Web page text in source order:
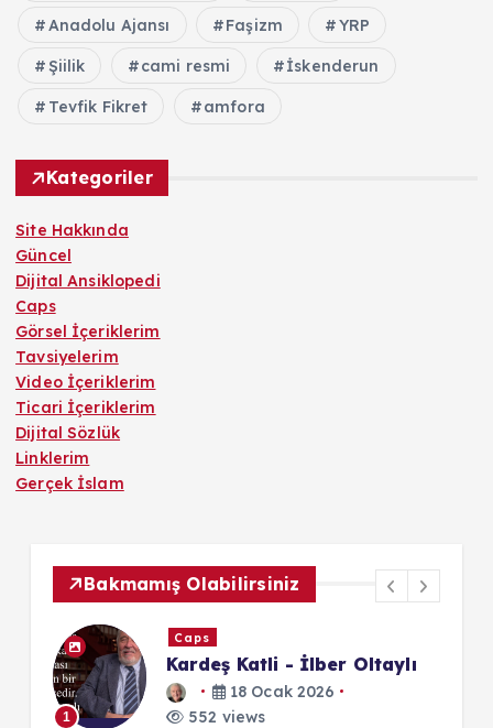
Anadolu Ajansı Faşizm YRP
Şiilik cami resmi İskenderun
Tevfik Fikret amfora
Kategoriler
Site Hakkında
Güncel
Dijital Ansiklopedi
Caps
Görsel İçeriklerim
Tavsiyelerim
Video İçeriklerim
Ticari İçeriklerim
Dijital Sözlük
Linklerim
Gerçek İslam
Bakmamış Olabilirsiniz
1
Caps
Kardeş Katli - İlber Oltaylı
18 Ocak 2026
552 views